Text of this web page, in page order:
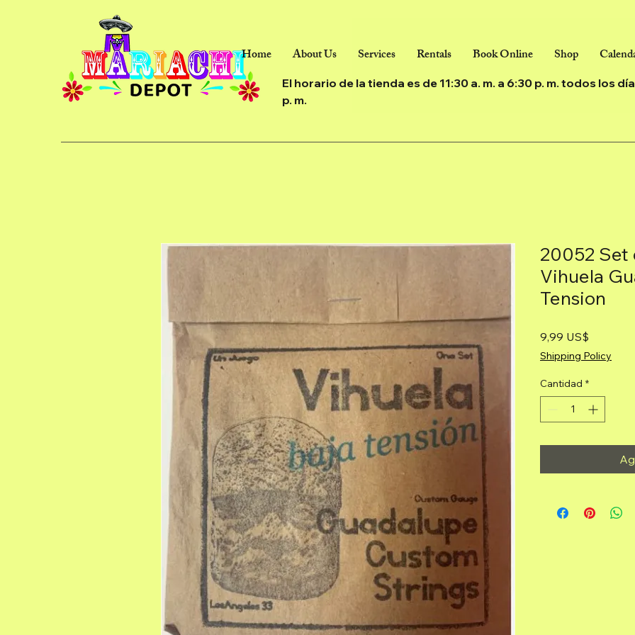
Home About Us Services Rentals Book Online Shop
El horario de la tienda es de 11:30 a. m. a 6:30 p. m. todos los
p. m.
20052 Set
Vihuela
Tension
9,99 US$
Shipping Policy
Cantidad *